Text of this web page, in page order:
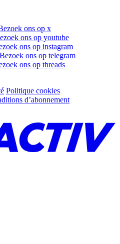
ons op x
ons op youtube
ons op instagram
Bezoek ons op telegram
ons op threads
Politique cookies
d’abonnement